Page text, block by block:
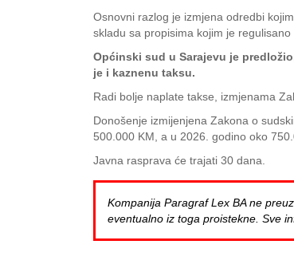
Osnovni razlog je izmjena odredbi
skladu sa propisima kojim je
Općinski sud u Sarajevu je
je i kaznenu taksu.
Radi bolje naplate takse, izmjenama
Donošenje izmijenjena Zakona o
500.000 KM, a u 2026. godino oko
Javna rasprava će trajati 30 dana.
Kompanija Paragraf Lex BA ne
eventualno iz toga proistekne. Sve